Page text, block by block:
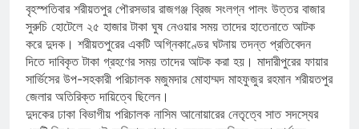
বৃহস্পতিবার শরীয়তপুর পৌরসভার রাজগঞ্জ ব্রিজ সংলগ্ন পালং উত্তর বাজার
সুরুচি হোটেলে ২৫ হাজার টাকা ঘুষ নেওয়ার সময় তাদের হাতেনাতে আটক
করে দুদক। শরীয়তপুরের একটি অগ্নিকাণ্ডের ঘটনায় তদন্ত প্রতিবেদন
দিতে দাবিকৃত টাকা গ্রহণের সময় তাদের আটক করা হয়। মাদারীপুরের ফায়ার
সার্ভিসের উপ-সহকারী পরিচালক মজুমদার মোহাম্মদ মাহফুজুর রহমান শরীয়তপুর
জেলার অতিরিক্ত দায়িত্বে ছিলেন।
দুদকের ঢাকা বিভাগীয় পরিচালক নাসিম আনোয়ারের নেতৃত্বে সাত সদস্যের